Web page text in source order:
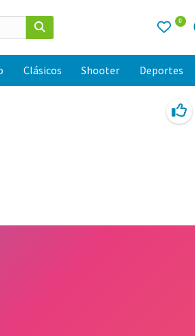
0
Clásicos Shooter Deportes